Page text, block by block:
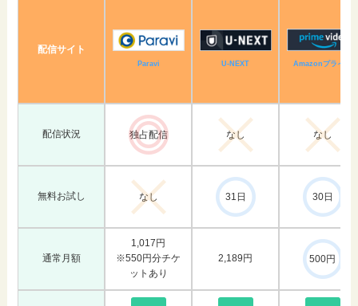
配信サイト
Paravi U-NEXT Amazonプライム
配信状況 独占配信 なし なし
無料お試し なし 31日 30日
通常月額
1,017円
※550円分チケ
ットあり
2,189円 500円